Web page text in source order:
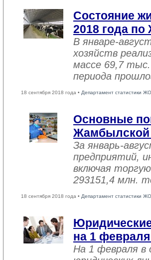
Состояние
2018 года
В январе-
хозяйств
массе 69,7
периода
18 сентября 2018 года • Департамент статистики ЖО
Основные
Жамбылской
За январь-
предприятий,
включая
293151,4 млн.
18 сентября 2018 года • Департамент статистики ЖО
на 1 февраля
На 1 февраля в